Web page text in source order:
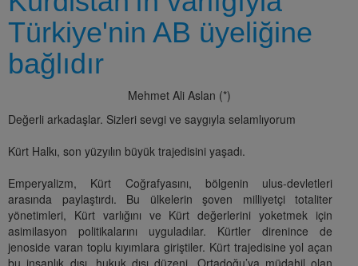
Türkiye'nin AB üyeliğine
bağlıdır
Mehmet Ali Aslan (*)
Değerli arkadaşlar. Sizleri sevgi ve saygıyla selamlıyorum
Kürt Halkı, son yüzyılın büyük trajedisini yaşadı.
Emperyalizm, Kürt Coğrafyasını, bölgenin ulus-devletleri
arasında paylaştırdı. Bu ülkelerin şoven milliyetçi totaliter
yönetimleri, Kürt varlığını ve Kürt değerlerini yoketmek için
asimilasyon politikalarını uyguladılar. Kürtler direnince de
jenoside varan toplu kıyımlara giriştiler. Kürt trajedisine yol açan